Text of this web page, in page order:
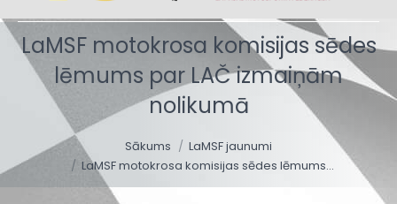
LaMSF motokrosa komisijas sēdes
lēmums par LAČ izmaiņām
nolikumā
You are here:
Sākums
LaMSF jaunumi
LaMSF motokrosa komisijas sēdes lēmums…